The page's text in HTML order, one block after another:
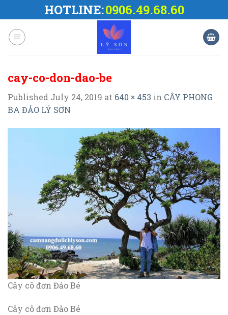
to
content
HOTLINE:0906.49.68.60
cay-co-don-dao-be
Published July 24, 2019 at 640 × 453 in CÂY PHONG
BA ĐẢO LÝ SƠN
Cây cô đơn Đảo Bé
Cây cô đơn Đảo Bé